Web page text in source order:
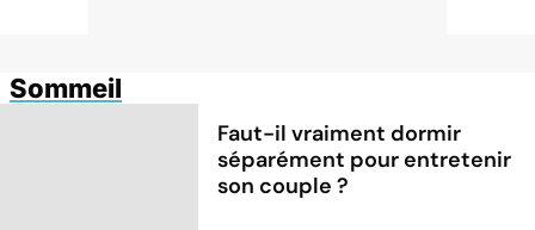
Sommeil
Faut-il vraiment dormir
séparément pour entretenir
son couple ?